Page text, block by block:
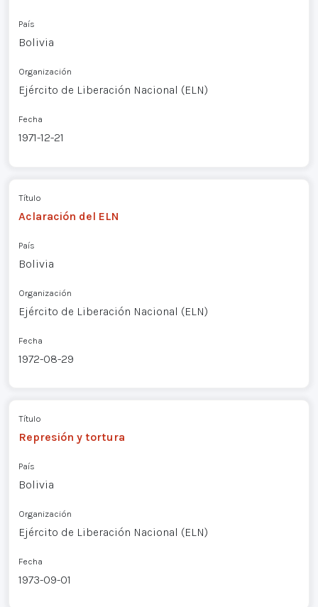
País
Bolivia
Organización
Ejército de Liberación Nacional (ELN)
Fecha
1971-12-21
Título
Aclaración del ELN
País
Bolivia
Organización
Ejército de Liberación Nacional (ELN)
Fecha
1972-08-29
Título
Represión y tortura
País
Bolivia
Organización
Ejército de Liberación Nacional (ELN)
Fecha
1973-09-01